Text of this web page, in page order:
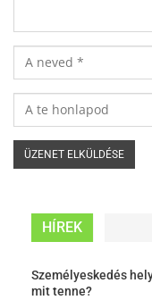
HÍREK
Személyeskedés
mit tenne?